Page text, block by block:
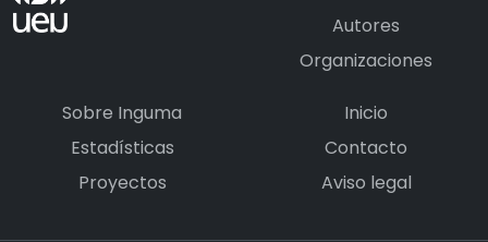
Autores
Organizaciones
Sobre Inguma
Estadísticas
Proyectos
Inicio
Contacto
Aviso legal